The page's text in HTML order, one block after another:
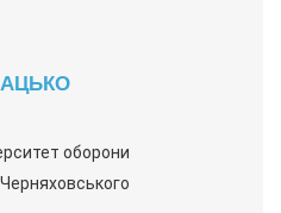
оборони
Черняховського